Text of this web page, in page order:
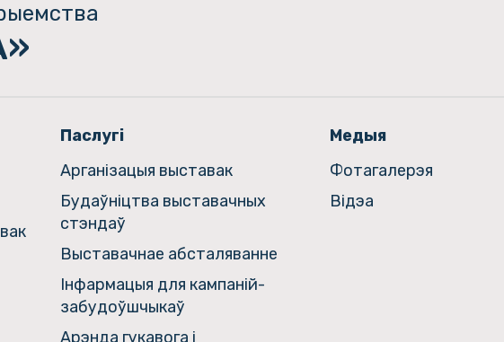
Паслугі
Арганізацыя выставак
Будаўніцтва выставачных
стэндаў
Выставачнае абсталяванне
Інфармацыя для кампаній-
забудоўшчыкаў
Арэнда гукавога і
Медыя
Фотагалерэя
Відэа